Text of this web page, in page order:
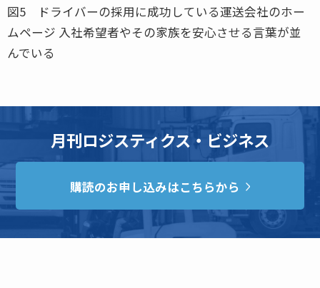
図5 ドライバーの採用に成功している運送会社のホー
ムページ 入社希望者やその家族を安心させる言葉が並
んでいる
月刊ロジスティクス・ビジネス
購読のお申し込みはこちらから